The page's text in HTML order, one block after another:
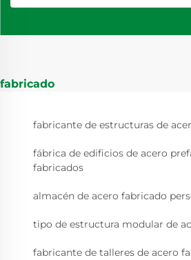
fabricado
fabricante de estructuras de
fábrica de edificios de acero
fabricados
almacén de acero fabricado
tipo de estructura modular de
fabricante de talleres de acero